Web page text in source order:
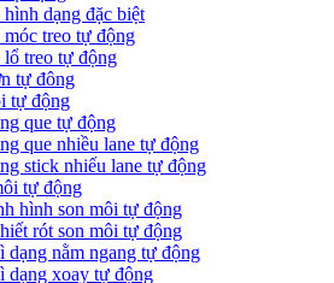
dạng đặc biệt
treo tự động
treo tự động
tự đông
tự động
que tự động
que nhiều lane tự động
stick nhiếu lane tự động
tự động
hình son môi tự động
rót son môi tự động
dạng nằm ngang tự động
dạng xoay tự động